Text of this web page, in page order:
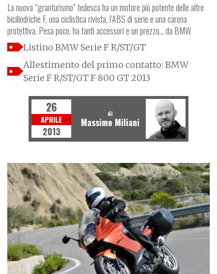
La nuova “granturismo” tedesca ha un motore più potente delle altre
bicilindriche F, una ciclistica rivista, l’ABS di serie e una carena
protettiva. Pesa poco, ha tanti accessori e un prezzo... da BMW
Listino BMW Serie F R/ST/GT
Allestimento del primo contatto: BMW
Serie F R/ST/GT F 800 GT 2013
26
APRILE
2013
di
Massimo Miliani